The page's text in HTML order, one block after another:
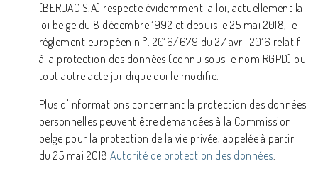
(BERJAC S.A) respecte évidemment la loi, actuellement la
loi belge du 8 décembre 1992 et depuis le 25 mai 2018, le
règlement européen n °. 2016/679 du 27 avril 2016 relatif
à la protection des données (connu sous le nom RGPD) ou
tout autre acte juridique qui le modifie.
Plus d'informations concernant la protection des données
personnelles peuvent être demandées à la Commission
belge pour la protection de la vie privée, appelée à partir
du 25 mai 2018Autorité de protection des données.